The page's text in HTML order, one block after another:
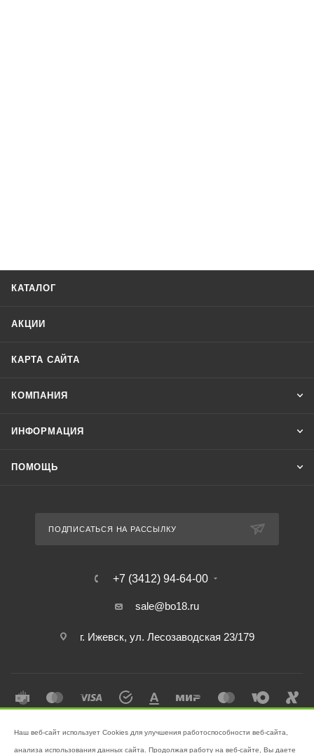
КАТАЛОГ
АКЦИИ
КАРТА САЙТА
КОМПАНИЯ
ИНФОРМАЦИЯ
ПОМОЩЬ
ПОДПИСАТЬСЯ НА РАССЫЛКУ
+7 (3412) 94-64-00
sale@bo18.ru
г. Ижевск, ул. Лесозаводская 23/179
Наш веб-сайт использует Cookies для улучшения работоспособности веб-сайта,
анализа использования данных сайта. Продолжая работу на веб-сайте, Вы даете